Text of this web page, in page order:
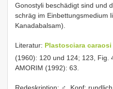
Gonostyli beschädigt sind und
schräg im Einbettungsmedium
Kanadabalsam).
Literatur: Plastosciara caraosi
(1960): 120 und 124; 123, Fig.
AMORIM (1992): 63.